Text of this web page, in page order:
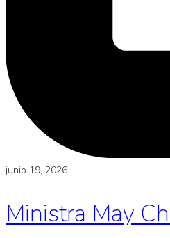
junio 19, 2026
Ministra May